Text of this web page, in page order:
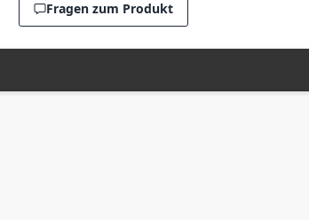
Fragen zum Produkt